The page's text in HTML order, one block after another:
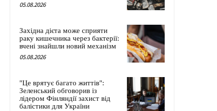
05.08.2026
Західна дієта може сприяти
раку кишечника через бактерії:
вчені знайшли новий механізм
05.08.2026
"Це врятує багато життів":
Зеленський обговорив із
лідером Фінляндії захист від
балістики для України